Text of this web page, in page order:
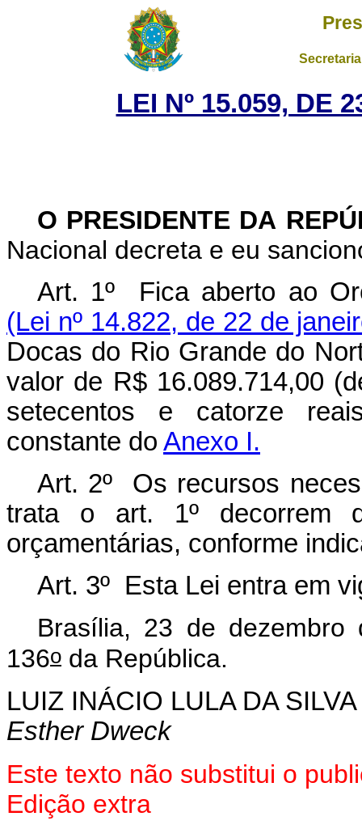
LEI Nº 15.059, DE
O PRESIDENTE DA
Nacional decreta e eu
Art. 1º Fica aberto ao
(Lei nº 14.822, de 22 de
Docas do Rio Grande do
valor de R$ 16.089.714,00
setecentos e catorze
constante do Anexo I.
Art. 2º Os recursos
trata o art. 1º decorrem
orçamentárias, conforme
Art. 3º Esta Lei entra em
Brasília, 23 de dezembro
136o da República.
LUIZ INÁCIO LULA DA SILVA
Esther Dweck
Este texto não substitui o
Edição extra